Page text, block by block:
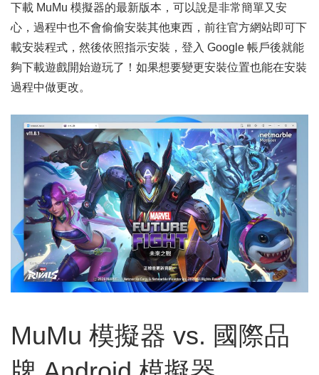
下載 MuMu 模擬器的最新版本，可以說是非常簡單又安
心，過程中也不會偷偷安裝其他東西，前往官方網站即可下
載安裝程式，然後依照指示安裝，登入 Google 帳戶後就能
夠下載遊戲開始遊玩了！如果想要變更安裝位置也能在安裝
過程中做更改。
MuMu 模擬器 vs. 國際品